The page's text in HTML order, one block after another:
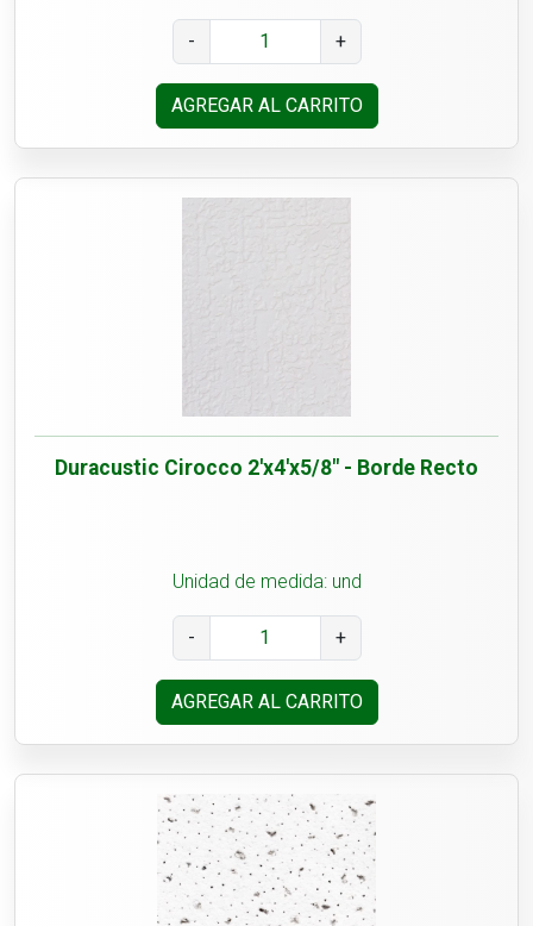
- +
AGREGAR AL CARRITO
Duracustic Cirocco 2'x4'x5/8" - Borde Recto
Unidad de medida: und
- +
AGREGAR AL CARRITO